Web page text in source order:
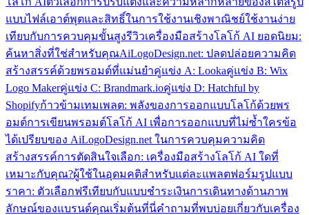
แบบไฟล์เอาต์พุตและสิทธิ์ในการใช้งานเชิงพาณิชย์ใช้งานง่าย
เทียบกับการควบคุมขั้นสูงรีวิวเครื่องมือสร้างโลโก้ AI ยอดนิยม:
ค้นหาสิ่งที่ใช่สำหรับคุณAiLogoDesign.net: ปลดปล่อยความคิด
สร้างสรรค์ด้วยพรอมต์ที่แม่นยำคู่แข่ง A: Lookaคู่แข่ง B: Wix
Logo Makerคู่แข่ง C: Brandmark.ioคู่แข่ง D: Hatchful by
Shopifyก้าวข้ามเทมเพลต: พลังของการออกแบบโลโก้ด้วยพร
อมต์การเขียนพรอมต์โลโก้ AI เพื่อการออกแบบที่ไม่ซ้ำใครข้อ
ได้เปรียบของ AiLogoDesign.net ในการควบคุมความคิด
สร้างสรรค์การตัดสินใจเลือก: เครื่องมือสร้างโลโก้ AI ใดที่
เหมาะกับคุณ?ผู้ใช้ในอุดมคติสำหรับแต่ละแพลตฟอร์มรูปแบบ
ราคา: ตัวเลือกฟรีเทียบกับแบบชำระเงินการเดินทางด้านภาพ
ลักษณ์ของแบรนด์คุณเริ่มต้นที่นี่คำถามที่พบบ่อยเกี่ยวกับเครื่อง